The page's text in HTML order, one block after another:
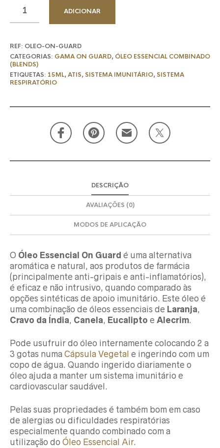
ADICIONAR
REF: OLEO-ON-GUARD
CATEGORIAS: GAMA ON GUARD, ÓLEO ESSENCIAL COMBINADO
(BLENDS)
ETIQUETAS: 15ML,ATIS,SISTEMA IMUNITÁRIO,SISTEMA
RESPIRATÓRIO
DESCRIÇÃO
AVALIAÇÕES (0)
MODOS DE APLICAÇÃO
O Óleo Essencial On Guard é uma alternativa
aromática e natural, aos produtos de farmácia
(principalmente anti-gripais e anti-inflamatórios),
é eficaz e não intrusivo, quando comparado às
opções sintéticas de apoio imunitário. Este óleo é
uma combinação de óleos essenciais de Laranja,
Cravo da Índia, Canela, Eucalipto e Alecrim.
Pode usufruir do óleo internamente colocando 2 a
3 gotas numa Cápsula Vegetal e ingerindo com um
copo de água. Quando ingerido diariamente o
óleo ajuda a manter um sistema imunitário e
cardiovascular saudável.
Pelas suas propriedades é também bom em caso
de alergias ou dificuldades respiratórias
especialmente quando combinado com a
utilização do Óleo Essencial Air.